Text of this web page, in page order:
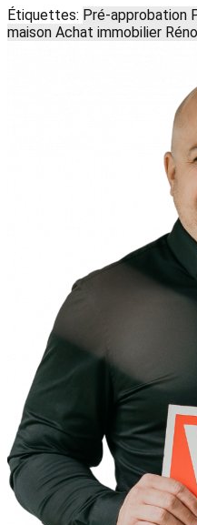
Étiquettes: Pré-approbation
maison Achat immobilier